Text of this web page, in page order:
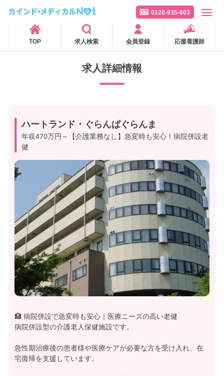
0120-935-603
TOP 求人検索 会員登録 応援看護師
求人詳細情報
ハートランド・ぐらんぱぐらんま
年収470万円～【介護業務なし】急変時も安心！病院併設老
健
🏥 病院併設で急変時も安心｜医療ニーズの高い老健
病院併設型の介護老人保健施設です。
急性期治療後の患者様や医療ケアが必要な方を受け入れ、在
宅復帰を支援しています。